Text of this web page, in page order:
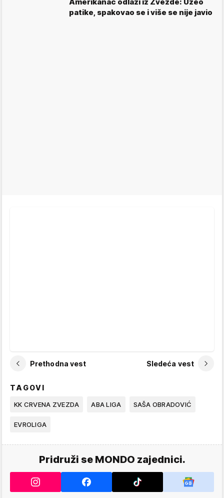
Amerikanac odlazi iz Zvezde: Uzeo
patike, spakovao se i više se nije javio
Prethodna vest Sledeća vest
TAGOVI
KK CRVENA ZVEZDA ABA LIGA SAŠA OBRADOVIĆ
EVROLIGA
Pridruži se MONDO zajednici.